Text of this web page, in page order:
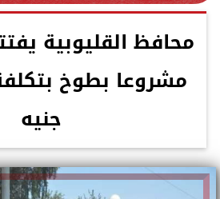
جنيه